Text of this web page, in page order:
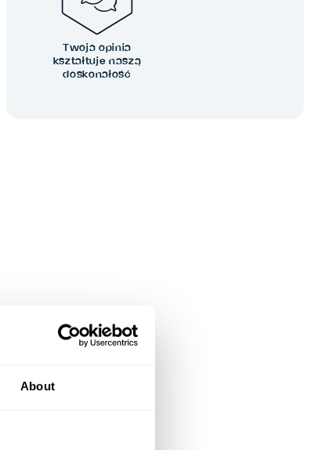
About
Twoja opinia
kształtuje naszą
doskonałość